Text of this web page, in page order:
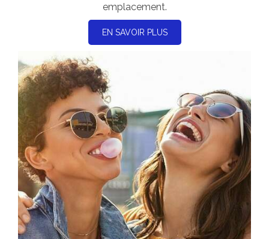
emplacement.
EN SAVOIR PLUS